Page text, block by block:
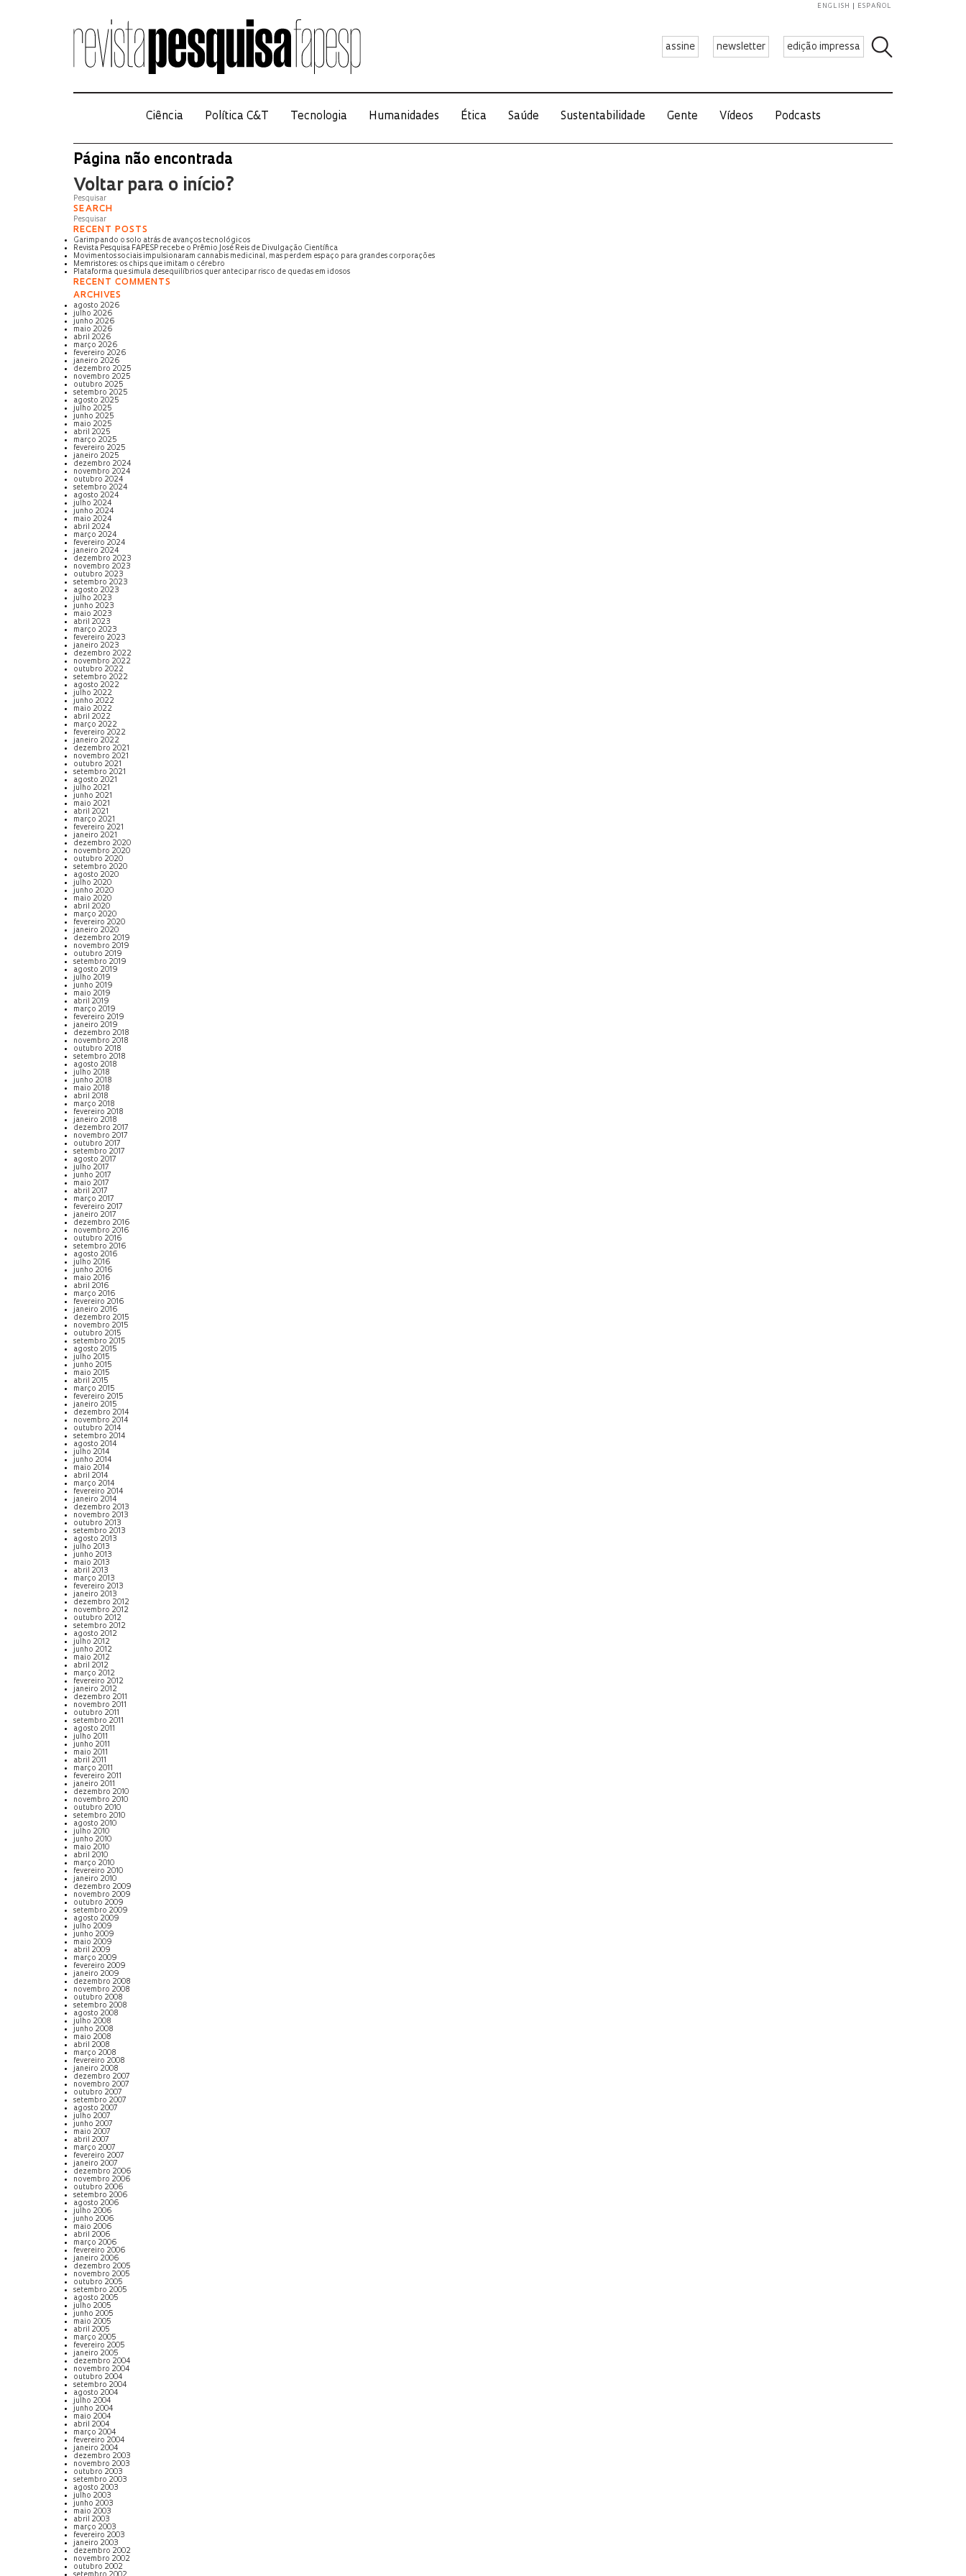
assine newsletter edição impressa
ENGLISH ESPAÑOL
Ciência Política C&T Tecnologia Humanidades Ética Saúde Sustentabilidade Gente Vídeos Podcasts
Página não encontrada
Voltar para o início?
SEARCH
RECENT POSTS
Garimpando o solo atrás de avanços tecnológicos
Revista Pesquisa FAPESP recebe o Prêmio José Reis de Divulgação Científica
Movimentos sociais impulsionaram cannabis medicinal, mas perdem espaço para grandes corporações
Memristores: os chips que imitam o cérebro
Plataforma que simula desequilíbrios quer antecipar risco de quedas em idosos
RECENT COMMENTS
ARCHIVES
agosto 2026
julho 2026
junho 2026
maio 2026
abril 2026
março 2026
fevereiro 2026
janeiro 2026
dezembro 2025
novembro 2025
outubro 2025
setembro 2025
agosto 2025
julho 2025
junho 2025
maio 2025
abril 2025
março 2025
fevereiro 2025
janeiro 2025
dezembro 2024
novembro 2024
outubro 2024
setembro 2024
agosto 2024
julho 2024
junho 2024
maio 2024
abril 2024
março 2024
fevereiro 2024
janeiro 2024
dezembro 2023
novembro 2023
outubro 2023
setembro 2023
agosto 2023
julho 2023
junho 2023
maio 2023
abril 2023
março 2023
fevereiro 2023
janeiro 2023
dezembro 2022
novembro 2022
outubro 2022
setembro 2022
agosto 2022
julho 2022
junho 2022
maio 2022
abril 2022
março 2022
fevereiro 2022
janeiro 2022
dezembro 2021
novembro 2021
outubro 2021
setembro 2021
agosto 2021
julho 2021
junho 2021
maio 2021
abril 2021
março 2021
fevereiro 2021
janeiro 2021
dezembro 2020
novembro 2020
outubro 2020
setembro 2020
agosto 2020
julho 2020
junho 2020
maio 2020
abril 2020
março 2020
fevereiro 2020
janeiro 2020
dezembro 2019
novembro 2019
outubro 2019
setembro 2019
agosto 2019
julho 2019
junho 2019
maio 2019
abril 2019
março 2019
fevereiro 2019
janeiro 2019
dezembro 2018
novembro 2018
outubro 2018
setembro 2018
agosto 2018
julho 2018
junho 2018
maio 2018
abril 2018
março 2018
fevereiro 2018
janeiro 2018
dezembro 2017
novembro 2017
outubro 2017
setembro 2017
agosto 2017
julho 2017
junho 2017
maio 2017
abril 2017
março 2017
fevereiro 2017
janeiro 2017
dezembro 2016
novembro 2016
outubro 2016
setembro 2016
agosto 2016
julho 2016
junho 2016
maio 2016
abril 2016
março 2016
fevereiro 2016
janeiro 2016
dezembro 2015
novembro 2015
outubro 2015
setembro 2015
agosto 2015
julho 2015
junho 2015
maio 2015
abril 2015
março 2015
fevereiro 2015
janeiro 2015
dezembro 2014
novembro 2014
outubro 2014
setembro 2014
agosto 2014
julho 2014
junho 2014
maio 2014
abril 2014
março 2014
fevereiro 2014
janeiro 2014
dezembro 2013
novembro 2013
outubro 2013
setembro 2013
agosto 2013
julho 2013
junho 2013
maio 2013
abril 2013
março 2013
fevereiro 2013
janeiro 2013
dezembro 2012
novembro 2012
outubro 2012
setembro 2012
agosto 2012
julho 2012
junho 2012
maio 2012
abril 2012
março 2012
fevereiro 2012
janeiro 2012
dezembro 2011
novembro 2011
outubro 2011
setembro 2011
agosto 2011
julho 2011
junho 2011
maio 2011
abril 2011
março 2011
fevereiro 2011
janeiro 2011
dezembro 2010
novembro 2010
outubro 2010
setembro 2010
agosto 2010
julho 2010
junho 2010
maio 2010
abril 2010
março 2010
fevereiro 2010
janeiro 2010
dezembro 2009
novembro 2009
outubro 2009
setembro 2009
agosto 2009
julho 2009
junho 2009
maio 2009
abril 2009
março 2009
fevereiro 2009
janeiro 2009
dezembro 2008
novembro 2008
outubro 2008
setembro 2008
agosto 2008
julho 2008
junho 2008
maio 2008
abril 2008
março 2008
fevereiro 2008
janeiro 2008
dezembro 2007
novembro 2007
outubro 2007
setembro 2007
agosto 2007
julho 2007
junho 2007
maio 2007
abril 2007
março 2007
fevereiro 2007
janeiro 2007
dezembro 2006
novembro 2006
outubro 2006
setembro 2006
agosto 2006
julho 2006
junho 2006
maio 2006
abril 2006
março 2006
fevereiro 2006
janeiro 2006
dezembro 2005
novembro 2005
outubro 2005
setembro 2005
agosto 2005
julho 2005
junho 2005
maio 2005
abril 2005
março 2005
fevereiro 2005
janeiro 2005
dezembro 2004
novembro 2004
outubro 2004
setembro 2004
agosto 2004
julho 2004
junho 2004
maio 2004
abril 2004
março 2004
fevereiro 2004
janeiro 2004
dezembro 2003
novembro 2003
outubro 2003
setembro 2003
agosto 2003
julho 2003
junho 2003
maio 2003
abril 2003
março 2003
fevereiro 2003
janeiro 2003
dezembro 2002
novembro 2002
outubro 2002